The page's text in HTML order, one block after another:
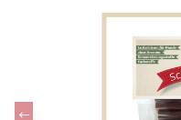
Bildergalerie überspringen